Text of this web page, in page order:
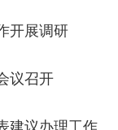
开展调研
议召开
建议办理工作